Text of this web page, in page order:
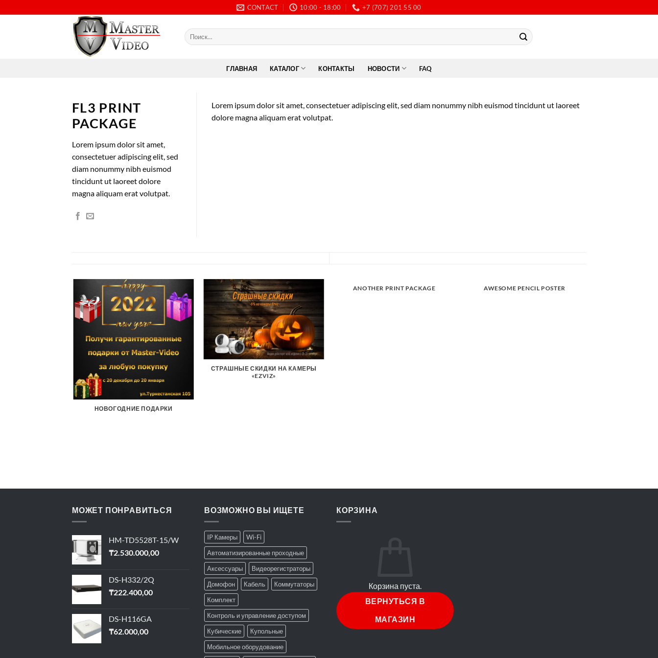
to
CONTACT 10:00 - 18:00 +7 (707) 201 55 00
Искать:
ГЛАВНАЯ КАТАЛОГ КОНТАКТЫ НОВОСТИ FAQ
FL3 PRINT
PACKAGE
Lorem ipsum dolor sit amet,
consectetuer adipiscing elit, sed
diam nonummy nibh euismod
tincidunt ut laoreet dolore
magna aliquam erat volutpat.
Lorem ipsum dolor sit amet, consectetuer adipiscing elit, sed diam nonummy nibh euismod tincidunt ut laoreet
dolore magna aliquam erat volutpat.
НОВОГОДНИЕ ПОДАРКИ
СТРАШНЫЕ СКИДКИ НА КАМЕРЫ
«EZVIZ»
ANOTHER PRINT PACKAGE AWESOME PENCIL POSTER
МОЖЕТ ПОНРАВИТЬСЯ
HM-TD5528T-15/W
₸2.530.000,00
DS-H332/2Q
₸222.400,00
DS-H116GA
₸62.000,00
ВОЗМОЖНО ВЫ ИЩЕТЕ
IP Камеры
Wi-Fi
Автоматизированные проходные
Аксессуары
Видеорегистраторы
Домофон
Кабель
Коммутаторы
Комплект
Контроль и управление доступом
Кубические
Купольные
Мобильное оборудование
КОРЗИНА
Корзина пуста.
ВЕРНУТЬСЯ В
МАГАЗИН